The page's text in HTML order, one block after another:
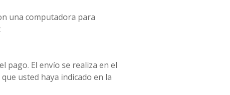
una computadora para
pago. El envío se realiza en el
usted haya indicado en la